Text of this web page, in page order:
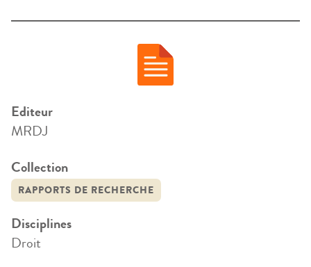
Editeur
MRDJ
Collection
RAPPORTS DE RECHERCHE
Disciplines
Droit